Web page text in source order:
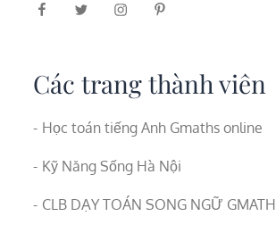
Các trang thành viên
Học toán tiếng Anh Gmaths online
Kỹ Năng Sống Hà Nội
CLB DẠY TOÁN SONG NGỮ GMATH